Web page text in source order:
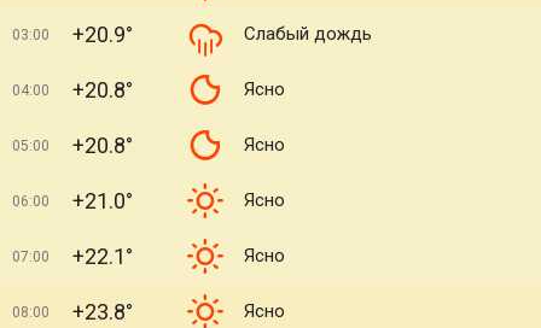
03:00 +20.9° Слабый дождь
04:00 +20.8° Ясно
05:00 +20.8° Ясно
06:00 +21.0° Ясно
07:00 +22.1° Ясно
08:00 +23.8° Ясно